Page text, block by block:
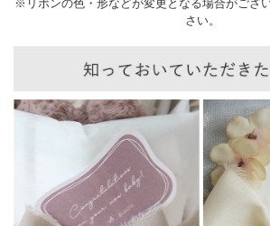
※リボンの色・形などが変更となる場合がござ
さい。